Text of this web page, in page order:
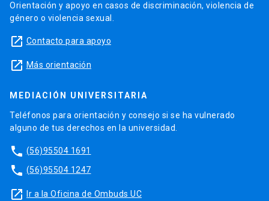
Orientación y apoyo en casos de discriminación, violencia de
género o violencia sexual.
launch Contacto para apoyo
launch Más orientación
MEDIACIÓN UNIVERSITARIA
Teléfonos para orientación y consejo si se ha vulnerado
alguno de tus derechos en la universidad.
phone (56)95504 1691
phone (56)95504 1247
launch Ir a la Oficina de Ombuds UC